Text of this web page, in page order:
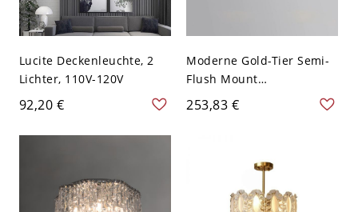
Lucite Deckenleuchte, 2
Lichter, 110V-120V
92,20 €
Moderne Gold-Tier Semi-
Flush Mount
Deckenleuchte mit klaren
Kristallschirmen - 110V-
253,83 €